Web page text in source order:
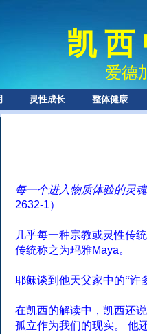
灵性成长 整体健康
凯 西
爱德
每一个进入物质体验的灵
2632-1）
几乎每一种宗教或灵性传
传统称之为玛雅Maya。
耶稣谈到他天父家中的“许
在凯西的解读中，凯西还
孤立作为我们的现实。
他